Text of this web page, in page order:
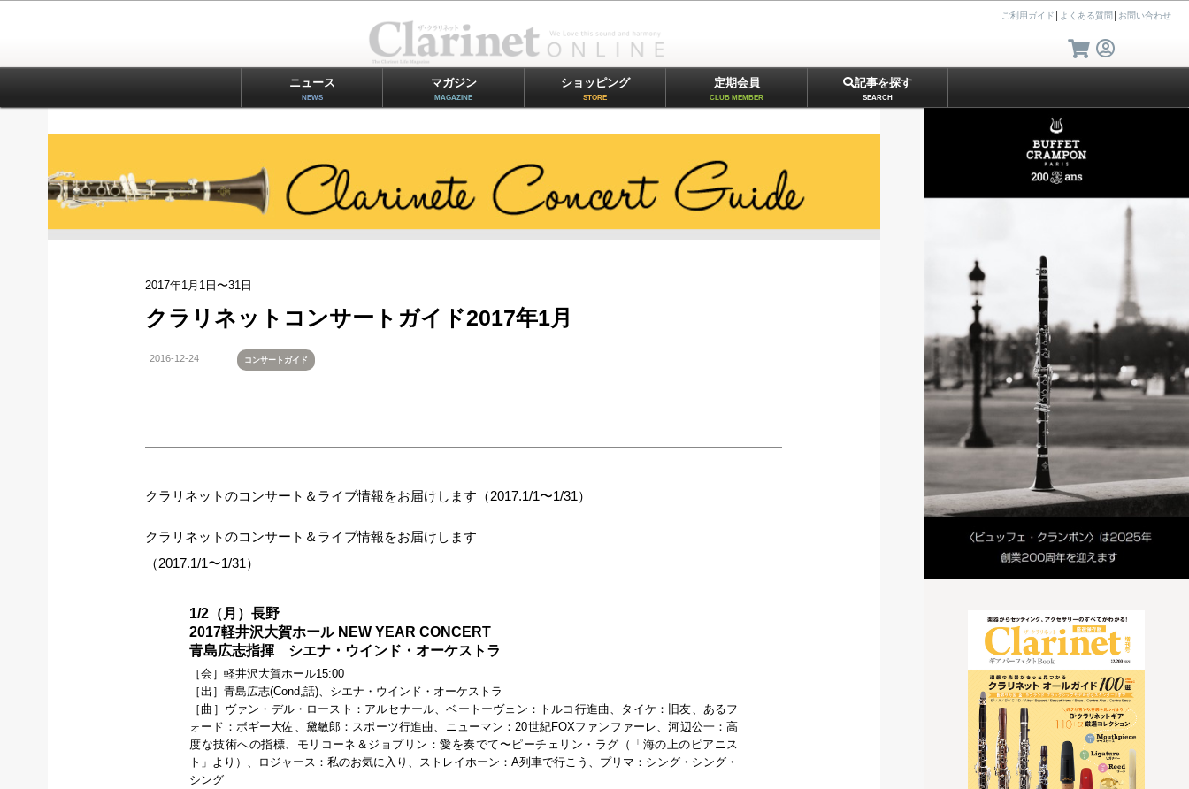
ご利用ガイド よくある質問 お問い合わせ
ニュース
NEWS
マガジン
MAGAZINE
ショッピング
STORE
定期会員
CLUB MEMBER
記事を探す
SEARCH
2017年1月1日〜31日
クラリネットコンサートガイド2017年1月
2016-12-24 コンサートガイド
クラリネットのコンサート＆ライブ情報をお届けします（2017.1/1〜1/31）
クラリネットのコンサート＆ライブ情報をお届けします
（2017.1/1〜1/31）
1/2（月）長野
2017軽井沢大賀ホール NEW YEAR CONCERT
青島広志指揮 シエナ・ウインド・オーケストラ
［会］軽井沢大賀ホール15:00
［出］青島広志(Cond,話)、シエナ・ウインド・オーケストラ
［曲］ヴァン・デル・ロースト：アルセナール、ベートーヴェン：トルコ行進曲、タイケ：旧友、あるフ
ォード：ボギー大佐、黛敏郎：スポーツ行進曲、ニューマン：20世紀FOXファンファーレ、河辺公一：高
度な技術への指標、モリコーネ＆ジョプリン：愛を奏でて〜ピーチェリン・ラグ（「海の上のピアニス
ト」より）、ロジャース：私のお気に入り、ストレイホーン：A列車で行こう、プリマ：シング・シング・
シング